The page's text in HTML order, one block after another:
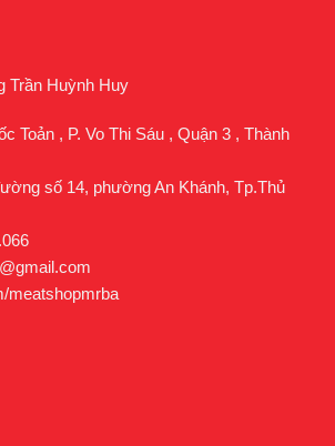
Trần Huỳnh Huy
Toản , P. Vo Thi Sáu , Quận 3 , Thành
số 14, phường An Khánh, Tp.Thủ
meatshopmrba